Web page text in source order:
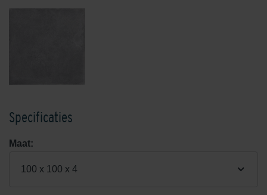
Specificaties
Maat:
100 x 100 x 4